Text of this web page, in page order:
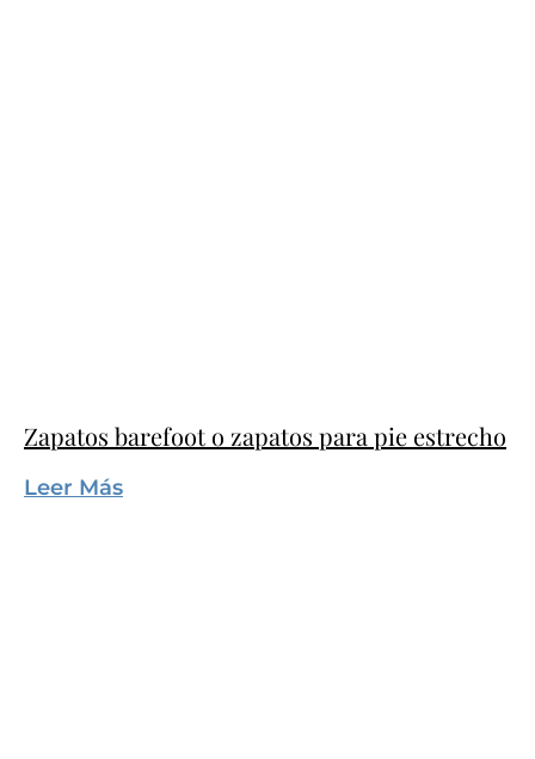
Zapatos barefoot o zapatos para pie estrecho
Leer Más